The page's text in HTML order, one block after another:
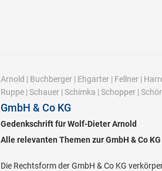
Arnold | Buchberger| Ehgarter| Fellner|
Ruppe| Schauer| Schimka | Schopper|
GmbH & Co KG
Gedenkschrift für Wolf-Dieter Arnold
Alle relevanten Themen zur GmbH & Co
Die Rechtsform der GmbH & Co KG